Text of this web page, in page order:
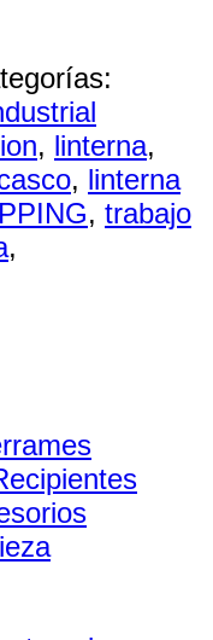
, linterna,
, linterna
, trabajo
,